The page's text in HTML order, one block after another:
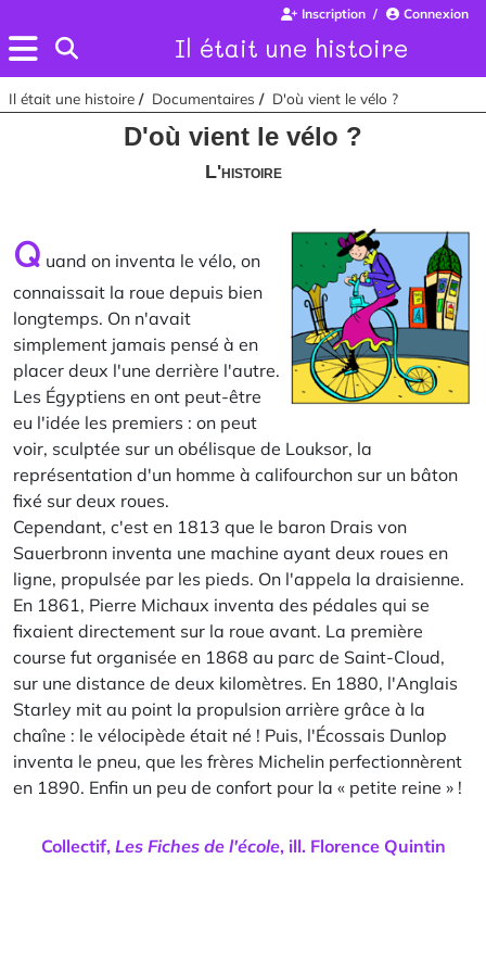
Il était une histoire
Inscription Connexion
Il était une histoire Documentaires D'où vient le vélo ?
D'où vient le vélo ?
L'histoire
Q uand on inventa le vélo, on
connaissait la roue depuis bien
longtemps. On n'avait
simplement jamais pensé à en
placer deux l'une derrière l'autre.
Les Égyptiens en ont peut-être
eu l'idée les premiers : on peut
voir, sculptée sur un obélisque de Louksor, la
représentation d'un homme à califourchon sur un bâton
fixé sur deux roues.
Cependant, c'est en 1813 que le baron Drais von
Sauerbronn inventa une machine ayant deux roues en
ligne, propulsée par les pieds. On l'appela la draisienne.
En 1861, Pierre Michaux inventa des pédales qui se
fixaient directement sur la roue avant. La première
course fut organisée en 1868 au parc de Saint-Cloud,
sur une distance de deux kilomètres. En 1880, l'Anglais
Starley mit au point la propulsion arrière grâce à la
chaîne : le vélocipède était né ! Puis, l'Écossais Dunlop
inventa le pneu, que les frères Michelin perfectionnèrent
en 1890. Enfin un peu de confort pour la « petite reine » !
Collectif, Les Fiches de l'école, ill. Florence Quintin